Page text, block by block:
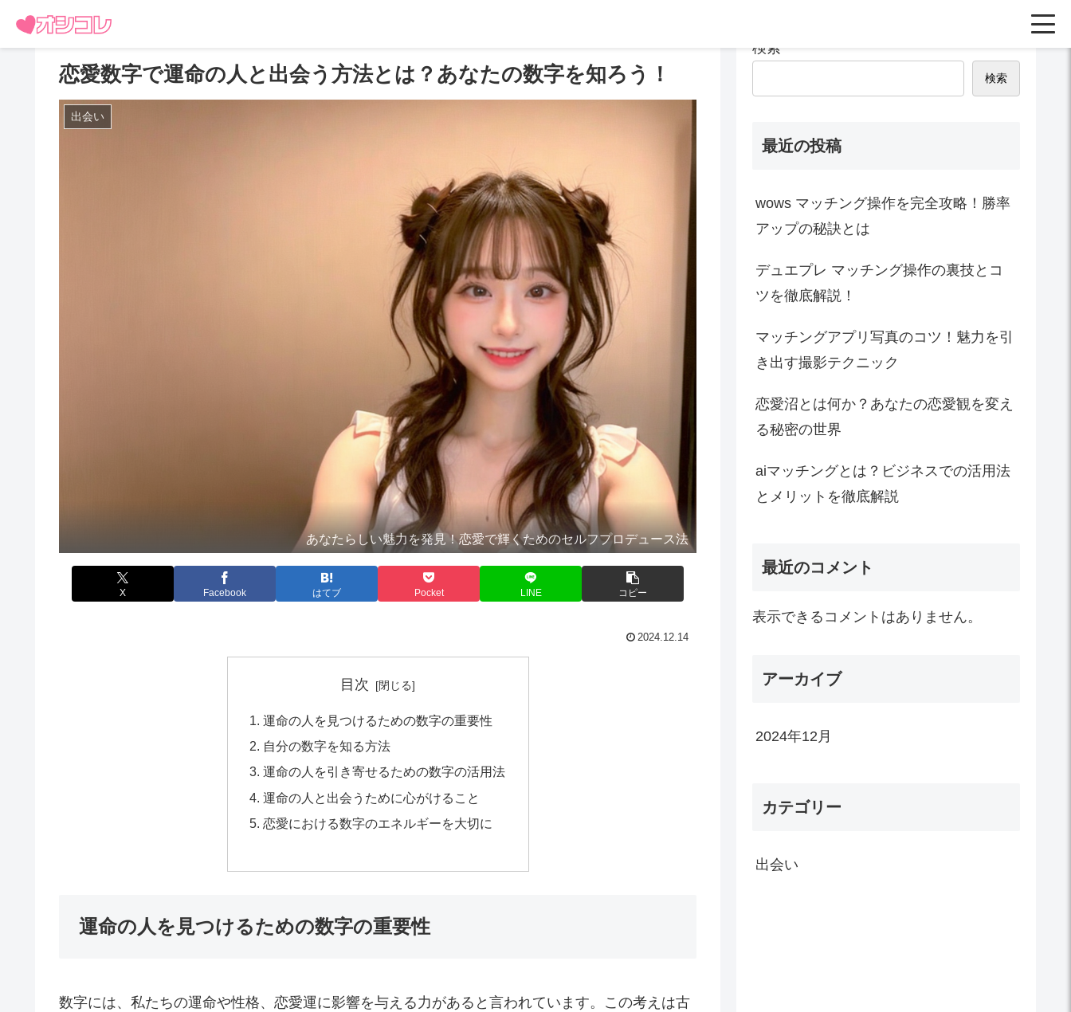
恋愛数字で運命の人と出会う方法とは？あなたの数字を知ろう！
出会い
あなたらしい魅力を発見！恋愛で輝くためのセルフプロデュース法
X Facebook はてブ Pocket LINE コピー
2024.12.14
目次
運命の人を見つけるための数字の重要性
自分の数字を知る方法
運命の人を引き寄せるための数字の活用法
運命の人と出会うために心がけること
恋愛における数字のエネルギーを大切に
運命の人を見つけるための数字の重要性
数字には、私たちの運命や性格、恋愛運に影響を与える力があると言われています。この考えは古
検索
検索
最近の投稿
wows マッチング操作を完全攻略！勝率
アップの秘訣とは
デュエプレ マッチング操作の裏技とコ
ツを徹底解説！
マッチングアプリ写真のコツ！魅力を引
き出す撮影テクニック
恋愛沼とは何か？あなたの恋愛観を変え
る秘密の世界
aiマッチングとは？ビジネスでの活用法
とメリットを徹底解説
最近のコメント
表示できるコメントはありません。
アーカイブ
2024年12月
カテゴリー
出会い